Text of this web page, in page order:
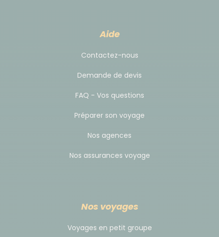
Aide
Contactez-nous
Demande de devis
FAQ - Vos questions
Préparer son voyage
Nos agences
Nos assurances voyage
Nos voyages
Voyages en petit groupe